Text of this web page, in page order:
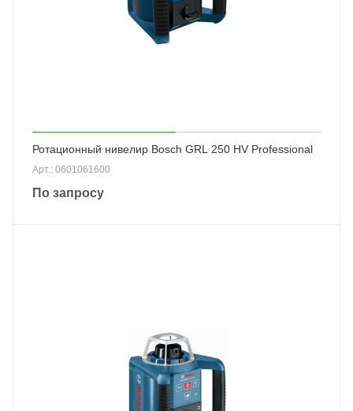
Ротационный нивелир Bosch GRL 250 HV Professional
Арт.: 0601061600
По запросу